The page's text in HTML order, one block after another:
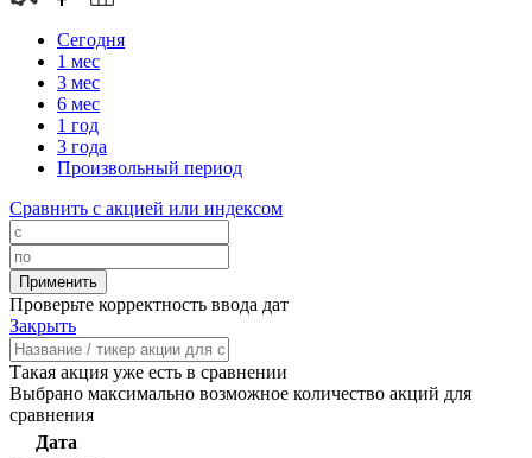
Сегодня
1 мес
3 мес
6 мес
1 год
3 года
Произвольный период
Сравнить с акцией или индексом
Проверьте корректность ввода дат
Закрыть
Такая акция уже есть в сравнении
Выбрано максимально возможное количество акций для
сравнения
Дата